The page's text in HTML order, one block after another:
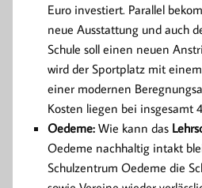
Euro investiert. Parallel
neue Ausstattung und auch
Schule soll einen neuen
wird der Sportplatz mit
einer modernen
Kosten liegen bei insgesamt
Oedeme: Wie kann das
Oedeme nachhaltig intakt
Schulzentrum Oedeme die